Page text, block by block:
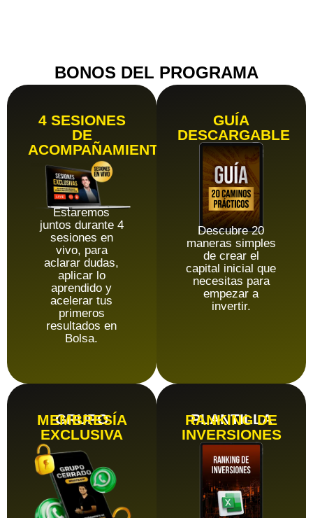
BONOS DEL PROGRAMA
4 SESIONES
DE
ACOMPAÑAMIENTO
Estaremos
juntos durante 4
sesiones en
vivo, para
aclarar dudas,
aplicar lo
aprendido y
acelerar tus
primeros
resultados en
Bolsa.
GUÍA
DESCARGABLE
Descubre 20
maneras simples
de crear el
capital inicial que
necesitas para
empezar a
invertir.
GRUPO
MEMBRESÍA
EXCLUSIVA
PLANTILLA
RANKING DE
INVERSIONES